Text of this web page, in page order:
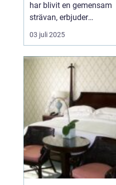
har blivit en gemensam
strävan, erbjuder
temaresor en unik
möjlighet att fördjupa
och kulturella
upplevelser. Genom att
välja en resa baserad på
ett tema kan man upp...
03 juli 2025